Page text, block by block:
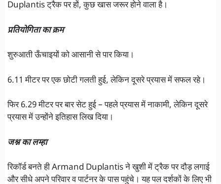
Duplantis ट्रैक पर हों, कुछ खास जरूर होने वाला है।
प्रतियोगिता का क्रम
शुरुआती ऊँचाइयों को आसानी से पार किया।
6.11 मीटर पर एक छोटी गलती हुई, लेकिन दूसरे प्रयास में सफल रहे।
फिर 6.29 मीटर पर बार सेट हुई – पहले प्रयास में नाकामी, लेकिन दूसरे
प्रयास में उन्होंने इतिहास लिख दिया।
जश्न का लम्हा
रिकॉर्ड बनते ही Armand Duplantis ने खुशी में ट्रैक पर दौड़ लगाई
और सीधे अपने परिवार व पार्टनर के पास पहुंचे। यह पल दर्शकों के लिए भी